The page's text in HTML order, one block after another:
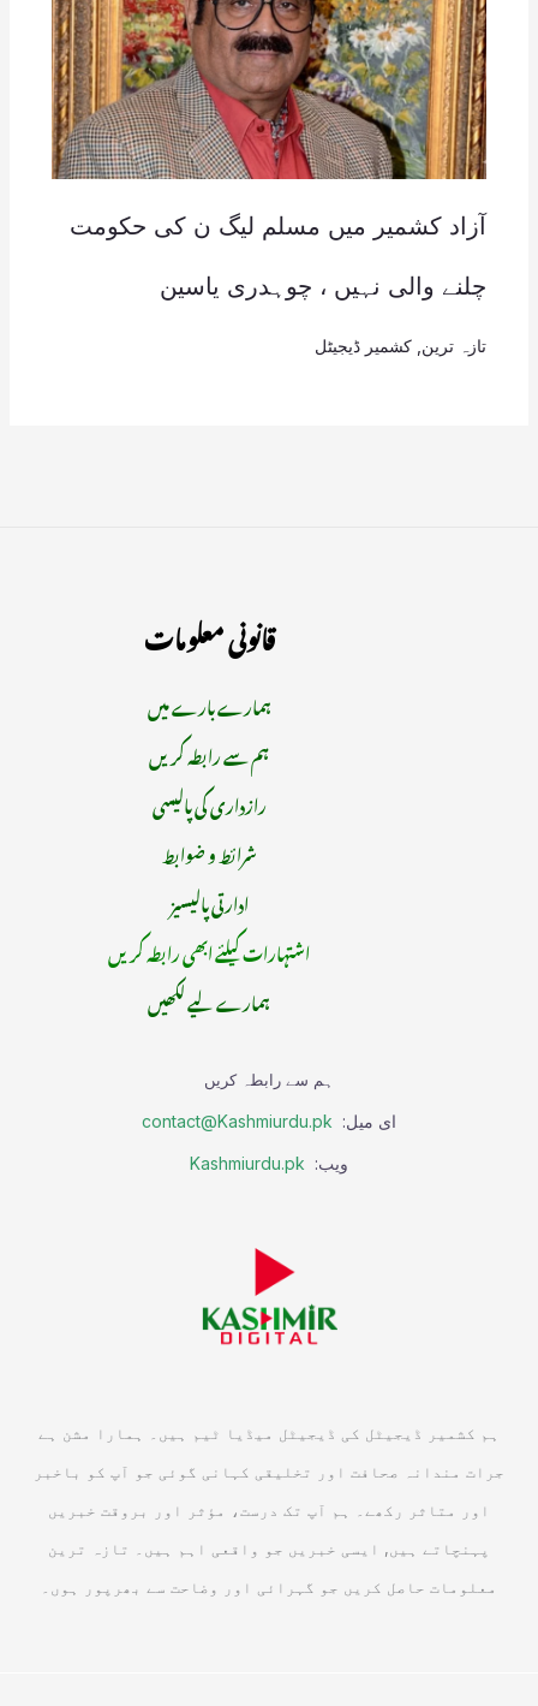
آزاد کشمیر میں مسلم لیگ ن کی حکومت
چلنے والی نہیں ، چوہدری یاسین
تازہ ترین کشمیر ڈیجیٹل
قانونی معلومات
ہمارے بارے میں
ہم سے رابطہ کریں
رازداری کی پالیسی
شرائط و ضوابط
ادارتی پالیسیز
اشتہارات کیلئے ابھی رابطہ کریں
ہمارے لیے لکھیں
ہم سے رابطہ کریں
ای میل: contact@Kashmiurdu.pk
ویب: Kashmiurdu.pk
ہم کشمیر ڈیجیٹل کی ڈیجیٹل میڈیا ٹیم ہیں۔ ہمارا مشن ہے
جرات مندانہ صحافت اور تخلیقی کہانی گوئی جو آپ کو باخبر
اور متاثر رکھے۔ ہم آپ تک درست، مؤثر اور بروقت خبریں
پہنچاتے ہیں, ایسی خبریں جو واقعی اہم ہیں۔ تازہ ترین
معلومات حاصل کریں جو گہرائی اور وضاحت سے بھرپور ہوں۔